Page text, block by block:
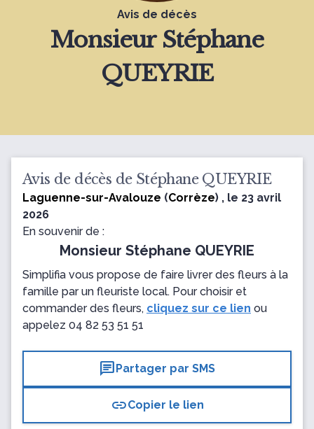
Avis de décès
Monsieur Stéphane
QUEYRIE
Avis de décès de Stéphane QUEYRIE
Laguenne-sur-Avalouze (Corrèze) , le 23 avril
2026
En souvenir de :
Monsieur Stéphane QUEYRIE
Simplifia vous propose de faire livrer des fleurs à la
famille par un fleuriste local. Pour choisir et
commander des fleurs, cliquez sur ce lien ou
appelez 04 82 53 51 51
chatPartager par SMS
linkCopier le lien